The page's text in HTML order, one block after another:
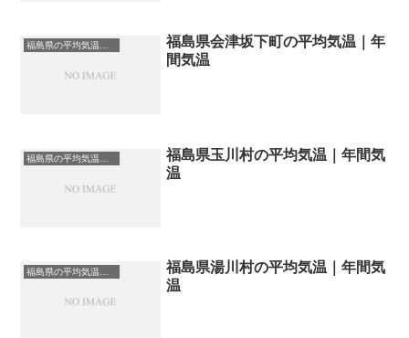
福島県の平均気温まとめ
福島県会津坂下町の平均気温｜年
間気温
福島県玉川村の平均気温｜年間気
温
福島県湯川村の平均気温｜年間気
温